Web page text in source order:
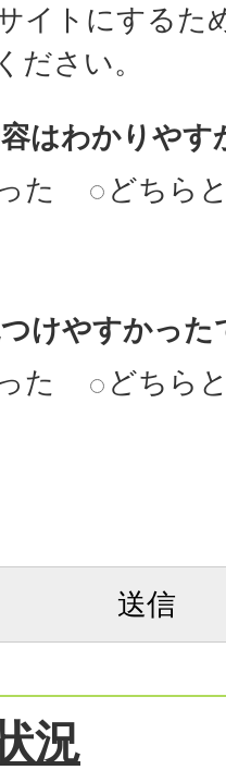
イトにするた
ださい。
はわかりやす
た
どちら
けやすかった
た
どちら
況